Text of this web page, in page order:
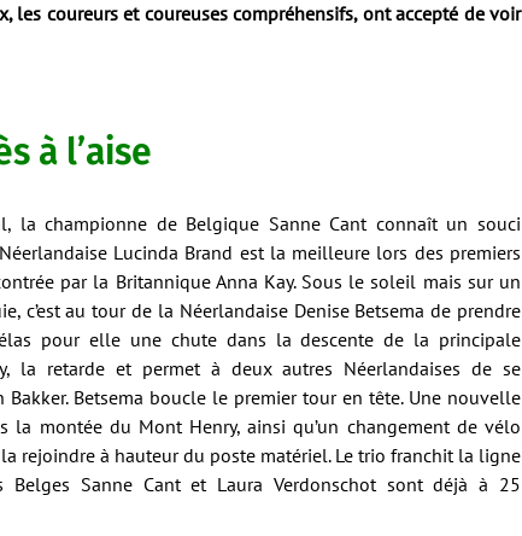
les coureurs et coureuses compréhensifs, ont accepté de voir
à l’aise
la championne de Belgique Sanne Cant connaît un souci
Lucinda Brand est la meilleure lors des premiers
par la Britannique Anna Kay. Sous le soleil mais sur un
c’est au tour de la Néerlandaise Denise Betsema de prendre
pour elle une chute dans la descente de la principale
la retarde et permet à deux autres Néerlandaises de se
Betsema boucle le premier tour en tête. Une nouvelle
la montée du Mont Henry, ainsi qu’un changement de vélo
rejoindre à hauteur du poste matériel. Le trio franchit la ligne
Belges Sanne Cant et Laura Verdonschot sont déjà à 25